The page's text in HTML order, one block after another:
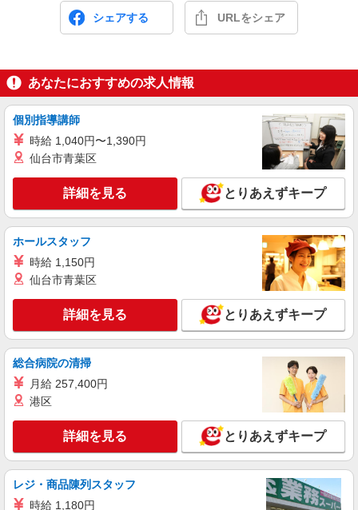
シェアする URLをシェア
あなたにおすすめの求人情報
個別指導講師
時給 1,040円〜1,390円
仙台市青葉区
詳細を見る とりあえずキープ
ホールスタッフ
時給 1,150円
仙台市青葉区
詳細を見る とりあえずキープ
総合病院の清掃
月給 257,400円
港区
詳細を見る とりあえずキープ
レジ・商品陳列スタッフ
時給 1,180円